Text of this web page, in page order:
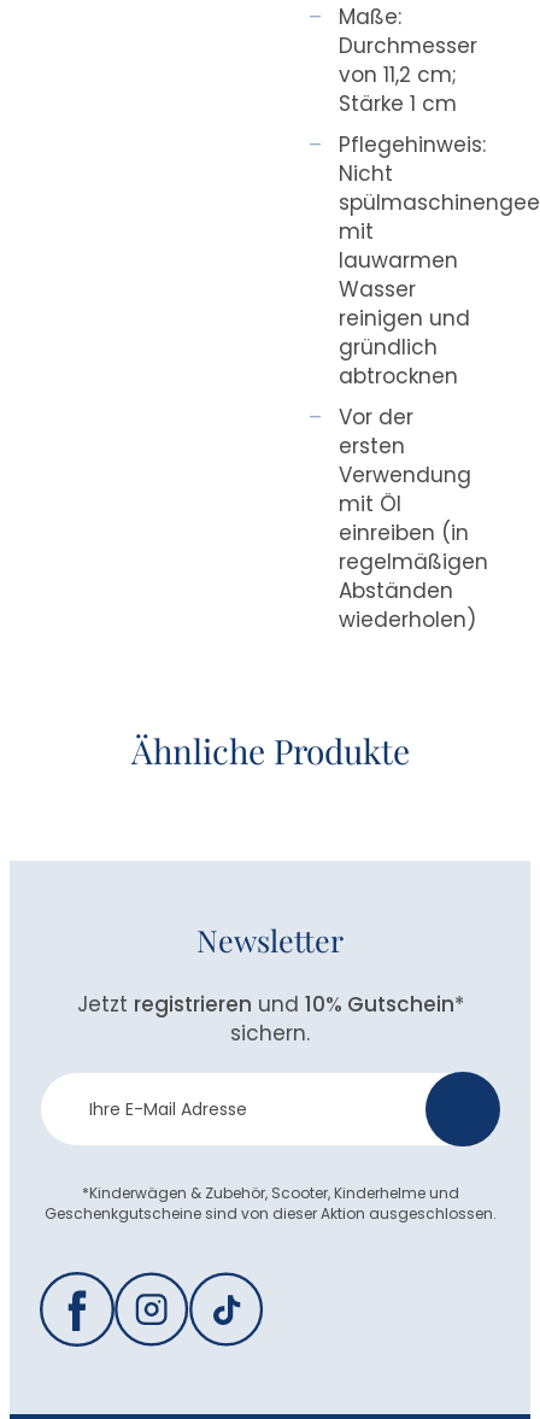
Maße:
Durchmesser
von 11,2 cm;
Stärke 1 cm
Pflegehinweis:
Nicht
mit
lauwarmen
Wasser
reinigen und
gründlich
abtrocknen
Vor der
ersten
Verwendung
mit Öl
einreiben (in
regelmäßigen
Abständen
wiederholen)
Ähnliche Produkte
Newsletter
Jetzt registrieren und 10% Gutschein*
sichern.
Newsletter
Anmeldung
*Kinderwägen & Zubehör, Scooter, Kinderhelme und
Geschenkgutscheine sind von dieser Aktion ausgeschlossen.